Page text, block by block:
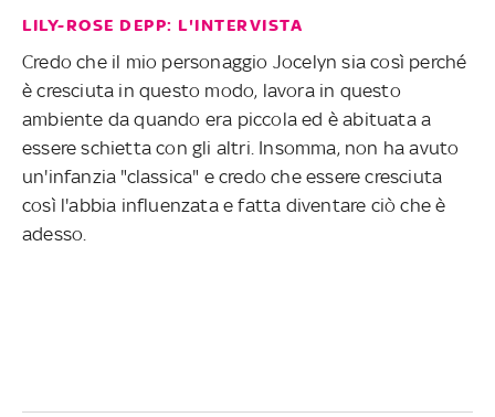
LILY-ROSE DEPP: L'INTERVISTA
Credo che il mio personaggio Jocelyn sia così perché
è cresciuta in questo modo, lavora in questo
ambiente da quando era piccola ed è abituata a
essere schietta con gli altri. Insomma, non ha avuto
un'infanzia "classica" e credo che essere cresciuta
così l'abbia influenzata e fatta diventare ciò che è
adesso.